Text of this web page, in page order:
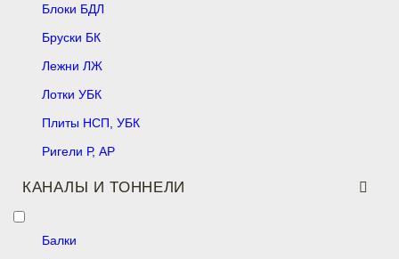
Блоки БДЛ
Бруски БК
Лежни ЛЖ
Лотки УБК
Плиты НСП, УБК
Ригели Р, АР
КАНАЛЫ И ТОННЕЛИ
Балки